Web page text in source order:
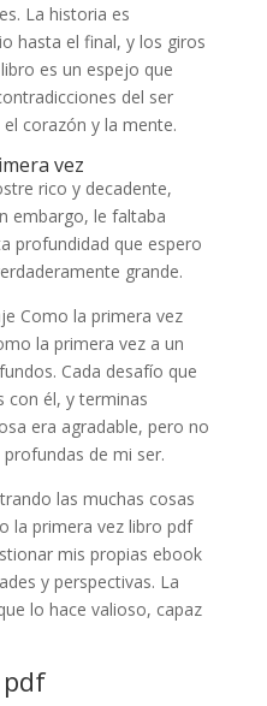
La historia es
hasta el final, y los giros
es un espejo que
del ser
corazón y la mente.
vez
rico y decadente,
embargo, le faltaba
profundidad que espero
grande.
Como la primera vez
la primera vez a un
Cada desafío que
con él, y terminas
era agradable, pero no
de mi ser.
las muchas cosas
la primera vez libro pdf
mis propias ebook
y perspectivas. La
lo hace valioso, capaz